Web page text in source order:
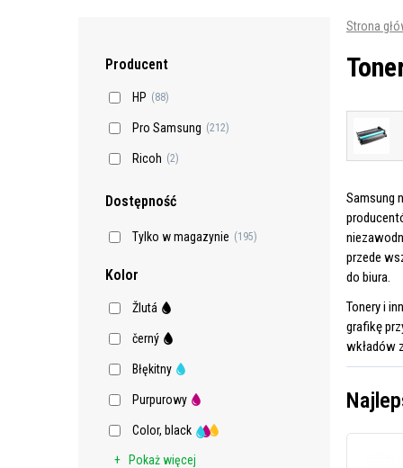
Producent
HP (88)
Pro Samsung (212)
Ricoh (2)
Dostępność
Tylko w magazynie (195)
Kolor
Žlutá
černý
Błękitny
Purpurowy
Color, black
Pokaż więcej
Strona
Samsung
przede
do biura.
Tonery i
grafikę
wkładów